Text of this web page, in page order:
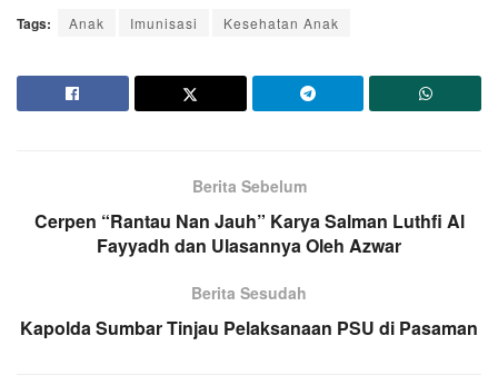
Tags: Anak Imunisasi Kesehatan Anak
Berita Sebelum
Cerpen “Rantau Nan Jauh” Karya Salman Luthfi Al
Fayyadh dan Ulasannya Oleh Azwar
Berita Sesudah
Kapolda Sumbar Tinjau Pelaksanaan PSU di Pasaman